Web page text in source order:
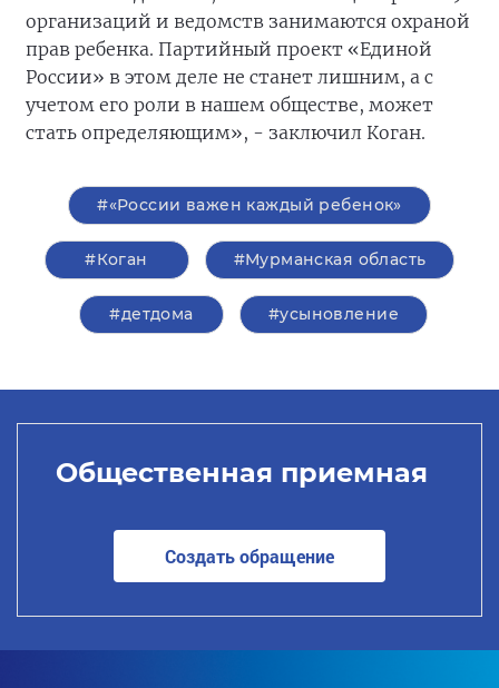
организаций и ведомств занимаются охраной
прав ребенка. Партийный проект «Единой
России» в этом деле не станет лишним, а с
учетом его роли в нашем обществе, может
стать определяющим», - заключил Коган.
#«России важен каждый ребенок»
#Коган #Мурманская область
#детдома #усыновление
Общественная приемная
Создать обращение